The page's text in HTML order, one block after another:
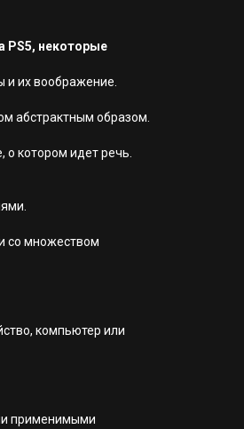
PS5, некоторые
и их воображение.
абстрактным образом.
котором идет речь.
со множеством
компьютер или
применимыми